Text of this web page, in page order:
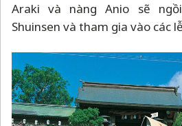
Araki và nàng Anio sẽ
Shuinsen và tham gia vào các